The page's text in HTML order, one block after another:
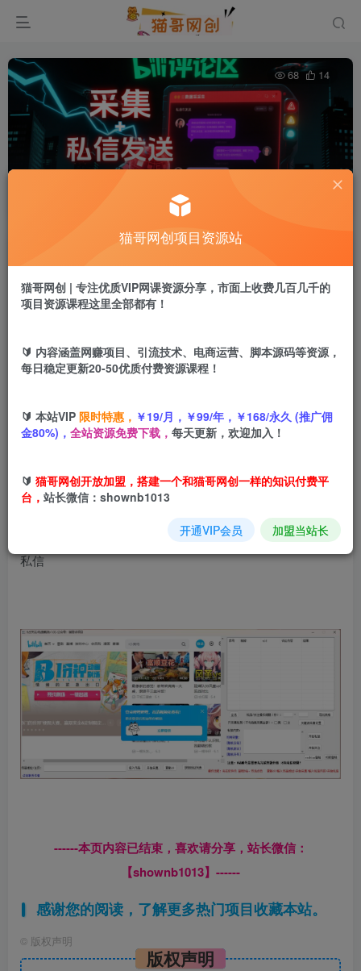
68 14
1年前发布
此内容为付费资源，请付费后查看
99
中级会员猫币69 高级会员免费
您当前未登录！建议登陆后加入会员
本软件可以对精准的视频进行一键式采集，并可以对评论区
私信
------本页内容已结束，喜欢请分享，站长微信：
【shownb1013】------
感谢您的阅读，了解更多热门项目收藏本站。
© 版权声明
版权声明
猫哥网创项目资源站
猫哥网创 | 专注优质VIP网课资源分享，市面上收费几百几千的
项目资源课程这里全部都有！
🔰 内容涵盖网赚项目、引流技术、电商运营、脚本源码等资源，
每日稳定更新20-50优质付费资源课程！
🔰 本站VIP 限时特惠， ￥19/月，￥99/年，￥168/永久 (推广佣
金80%)， 全站资源免费下载， 每天更新，欢迎加入！
🔰 猫哥网创开放加盟，搭建一个和猫哥网创一样的知识付费平
台， 站长微信：shownb1013
开通VIP会员 加盟当站长